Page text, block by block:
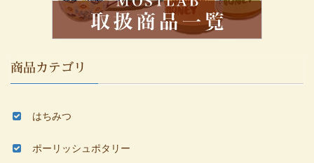
商品カテゴリ
はちみつ
ポーリッシュポタリー